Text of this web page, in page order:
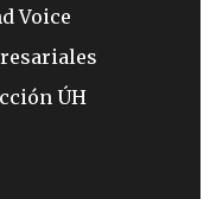
Voice
ÚH